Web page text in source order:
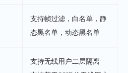
支持帧过滤，白名单，静
态黑名单，动态黑名单
支持无线用户二层隔离